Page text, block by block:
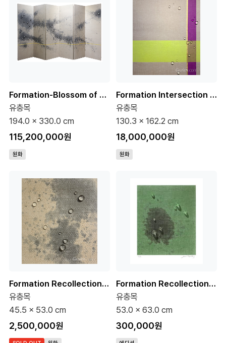
Formation-Blossom of Recollection 120호 (원화)
유충목
194.0 x 330.0 cm
115,200,000원
원화
Formation Intersection 5-2 100호 (원화)
유충목
130.3 x 162.2 cm
18,000,000원
원화
Formation Recollection 4-1 10호 (원화)
유충목
45.5 x 53.0 cm
2,500,000원
Formation Recollection 5-8 (75 Editions)
유충목
53.0 x 63.0 cm
300,000원